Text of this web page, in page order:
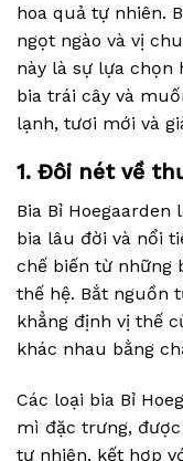
hoa quả tự nhiên.
ngọt ngào và vị
này là sự lựa chọn
bia trái cây và
lạnh, tươi mới và
1. Đôi nét về
Bia Bỉ
bia lâu đời và nổi
chế biến từ những
thế hệ. Bắt nguồn
khẳng định vị thế
khác nhau bằng
Các loại bia Bỉ
mì đặc trưng,
tự nhiên, kết hợp